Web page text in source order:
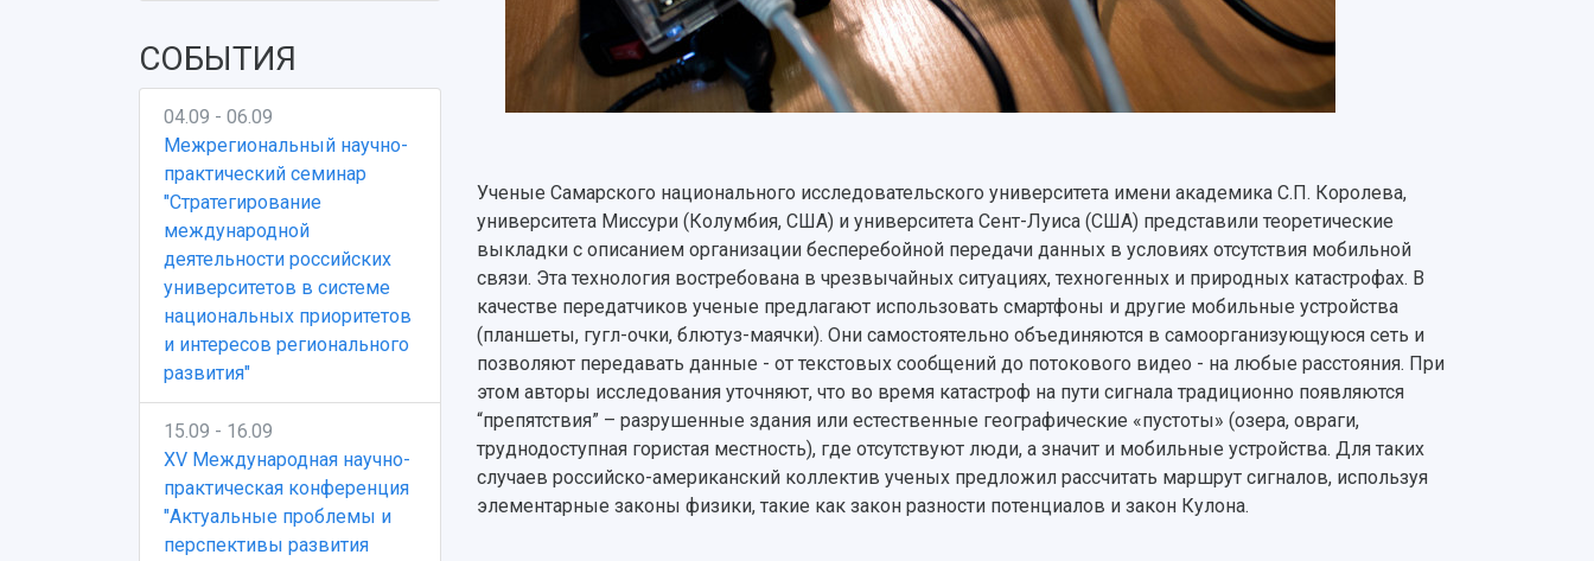
СОБЫТИЯ
04.09 - 06.09
Межрегиональный научно-
практический семинар
"Стратегирование
международной
деятельности российских
университетов в системе
национальных приоритетов
и интересов регионального
развития"
15.09 - 16.09
XV Международная научно-
практическая конференция
"Актуальные проблемы и
перспективы развития
Ученые Самарского национального исследовательского университета имени академика С.П. Королева,
университета Миссури (Колумбия, США) и университета Сент-Луиса (США) представили теоретические
выкладки с описанием организации бесперебойной передачи данных в условиях отсутствия мобильной
связи. Эта технология востребована в чрезвычайных ситуациях, техногенных и природных катастрофах. В
качестве передатчиков ученые предлагают использовать смартфоны и другие мобильные устройства
(планшеты, гугл-очки, блютуз-маячки). Они самостоятельно объединяются в самоорганизующуюся сеть и
позволяют передавать данные - от текстовых сообщений до потокового видео - на любые расстояния. При
этом авторы исследования уточняют, что во время катастроф на пути сигнала традиционно появляются
“препятствия” – разрушенные здания или естественные географические «пустоты» (озера, овраги,
труднодоступная гористая местность), где отсутствуют люди, а значит и мобильные устройства. Для таких
случаев российско-американский коллектив ученых предложил рассчитать маршрут сигналов, используя
элементарные законы физики, такие как закон разности потенциалов и закон Кулона.